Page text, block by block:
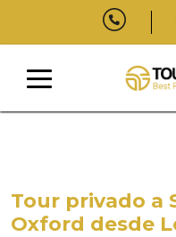
Tour privado a
Oxford desde